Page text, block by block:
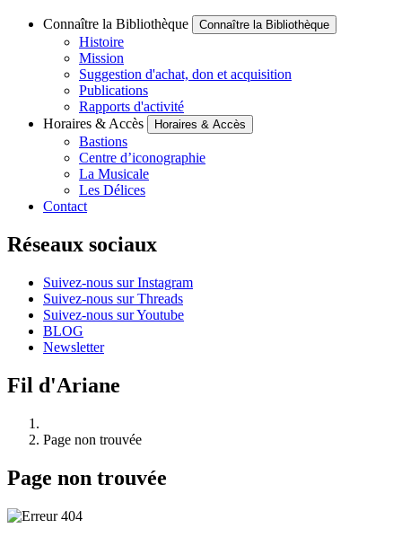
Connaître la Bibliothèque Connaître la Bibliothèque
Histoire
Mission
Suggestion d'achat, don et acquisition
Publications
Rapports d'activité
Horaires & Accès
Horaires & Accès
Bastions
Centre d’iconographie
La Musicale
Les Délices
Contact
Réseaux sociaux
Suivez-nous sur Instagram
Suivez-nous sur Threads
Suivez-nous sur Youtube
BLOG
Newsletter
Fil d'Ariane
Page non trouvée
Page non trouvée